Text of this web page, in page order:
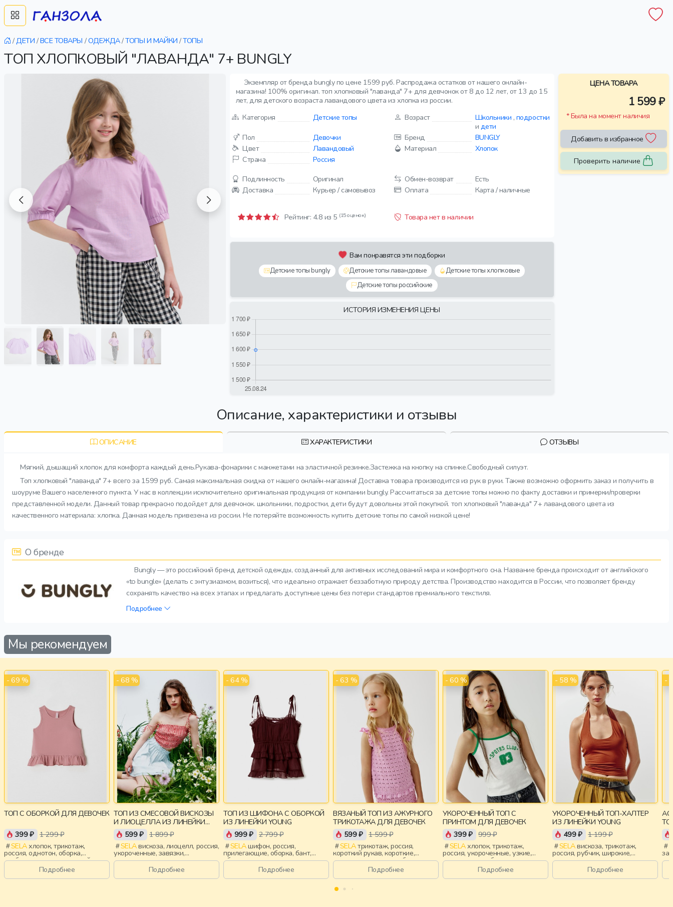
/ДЕТИ /ВСЕ ТОВАРЫ /ОДЕЖДА/ТОПЫ И МАЙКИ /ТОПЫ
ТОП ХЛОПКОВЫЙ "ЛАВАНДА" 7+ BUNGLY
Экземпляр от бренда bungly по цене 1599 руб. Распродажа остатков от нашего онлайн-
магазина! 100% оригинал. топ хлопковый "лаванда" 7+ для девчонок от 8 до 12 лет, от 13 до 15
лет, для детского возраста лавандового цвета из хлопка из россии.
Категория
Детские топы Возраст Школьники , подростки
и дети
Пол
Девочки Бренд
BUNGLY
Цвет
Лавандовый Материал
Хлопок
Страна
Россия
Подлинность
Оригинал Обмен-возврат
Есть
Доставка
Курьер / самовывоз Оплата Карта / наличные
Рейтинг: 4.8 из 5 (15 оценок) Товара нет в наличии
Вам понравятся эти подборки
Детские топы bungly Детские топы лавандовые
Детские топы хлопковые
Детские топы российские
ИСТОРИЯ ИЗМЕНЕНИЯ ЦЕНЫ
ЦЕНА ТОВАРА
1 599 ₽
* Была на момент наличия
Добавить в избранное
Проверить наличие
Описание, характеристики и отзывы
ОПИСАНИЕ ХАРАКТЕРИСТИКИ ОТЗЫВЫ
Мягкий, дышащий хлопок для комфорта каждый день.Рукава-фонарики с манжетами на эластичной резинке.Застежка на кнопку на спинке.Свободный силуэт.
Топ хлопковый "лаванда" 7+ всего за 1599 руб. Самая максимальная скидка от нашего онлайн-магазина! Доставка товара производится из рук в руки. Также возможно оформить заказ и получить в
шоуруме Вашего населенного пункта. У нас в коллекции исключительно оригинальная продукция от компании bungly. Рассчитаться за детские топы можно по факту доставки и примерки/проверки
представленной модели. Данный товар прекрасно подойдет для девчонок. школьники, подростки, дети будут довольны этой покупкой. топ хлопковый "лаванда" 7+ лавандового цвета из
качественного материала: хлопка. Данная модель привезена из россии. Не потеряйте возможность купить детские топы по самой низкой цене!
О бренде
Bungly — это российский бренд детской одежды, созданный для активных исследований мира и комфортного сна. Название бренда происходит от английского
«to bungle» (делать с энтузиазмом, возиться), что идеально отражает беззаботную природу детства. Производство находится в России, что позволяет бренду
сохранять качество на всех этапах и предлагать доступные цены без потери стандартов премиального текстиля.
Подробнее
Мы рекомендуем
- 69 %
ТОП С ОБОРКОЙ ДЛЯ ДЕВОЧЕК
399 ₽ 1 299 ₽
SELAхлопок, трикотаж,
россия, однотон, оборка,
свободные, вырез, круглый
вырез, девочки, дети
Подробнее
- 68 %
ТОП ИЗ СМЕСОВОЙ ВИСКОЗЫ
И ЛИОЦЕЛЛА ИЗ ЛИНЕЙКИ
YOUNG
599 ₽ 1 899 ₽
SELAвискоза, лиоцелл, россия,
укороченные, завязки,
приталенные, тонкие,
эластичные, девочки,
старшеклассники, дети
Подробнее
- 64 %
ТОП ИЗ ШИФОНА С ОБОРКОЙ
ИЗ ЛИНЕЙКИ YOUNG
999 ₽ 2 799 ₽
SELAшифон, россия,
прилегающие, оборка, бант,
сборки, девочки,
старшеклассники, дети
Подробнее
- 63 %
ВЯЗАНЫЙ ТОП ИЗ АЖУРНОГО
ТРИКОТАЖА ДЛЯ ДЕВОЧЕК
599 ₽ 1 599 ₽
SELAтрикотаж, россия,
короткий рукав, короткие,
вязаные, крылышки, оборка,
ажур, вырез, круглый вырез,
облегающие, девочки, дети
Подробнее
- 60 %
УКОРОЧЕННЫЙ ТОП С
ПРИНТОМ ДЛЯ ДЕВОЧЕК
399 ₽ 999 ₽
SELAхлопок, трикотаж,
россия, укороченные, узкие,
принт, вырез, облегающие,
девочки, детиПодробнее
- 58 %
УКОРОЧЕННЫЙ ТОП-ХАЛТЕР
ИЗ ЛИНЕЙКИ YOUNG
499 ₽ 1 199 ₽
SELAвискоза, трикотаж,
россия, рубчик, широкие,
укороченные, приталенные,
открытая спина, девочки, дети
Подробнее
-